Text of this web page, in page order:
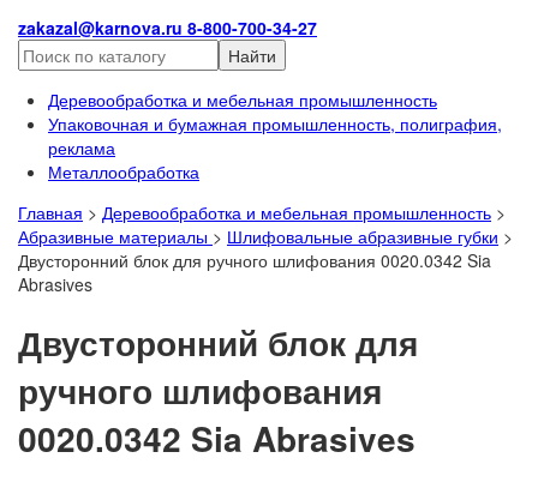
zakazal@karnova.ru 8-800-700-34-27
Найти
Деревообработка и мебельная промышленность
Упаковочная и бумажная промышленность, полиграфия,
реклама
Металлообработка
Главная > Деревообработка и мебельная промышленность >
Абразивные материалы > Шлифовальные абразивные губки >
Двусторонний блок для ручного шлифования 0020.0342 Sia
Abrasives
Двусторонний блок для
ручного шлифования
0020.0342 Sia Abrasives